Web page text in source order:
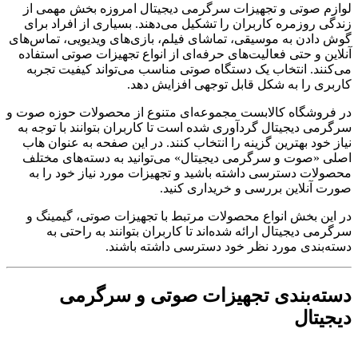
لوازم صوتی و تجهیزات سرگرمی دیجیتال امروزه بخش مهمی از
زندگی روزمره کاربران را تشکیل می‌دهند. بسیاری از افراد برای
گوش دادن به موسیقی، تماشای فیلم، بازی‌های ویدیویی، تماس‌های
آنلاین و حتی فعالیت‌های حرفه‌ای از انواع تجهیزات صوتی استفاده
می‌کنند. انتخاب یک دستگاه صوتی مناسب می‌تواند کیفیت تجربه
کاربری را به شکل قابل توجهی افزایش دهد.
در فروشگاه کالابست مجموعه‌ای متنوع از محصولات حوزه صوت و
سرگرمی دیجیتال گردآوری شده است تا کاربران بتوانند با توجه به
نیاز خود بهترین گزینه را انتخاب کنند. در این صفحه به عنوان هاب
اصلی «صوت و سرگرمی دیجیتال» می‌توانید به دسته‌های مختلف
محصولات دسترسی داشته باشید و تجهیزات مورد نیاز خود را به
صورت آنلاین بررسی و خریداری کنید.
در این بخش انواع محصولات مرتبط با تجهیزات صوتی، گیمینگ و
سرگرمی دیجیتال ارائه شده‌اند تا کاربران بتوانند به راحتی به
دسته‌بندی مورد نظر خود دسترسی داشته باشند.
دسته‌بندی تجهیزات صوتی و سرگرمی
دیجیتال